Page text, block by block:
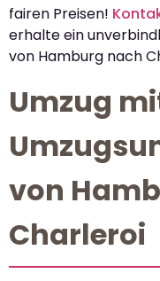
fairen Preisen!
erhalte ein
von Hamburg nach
Umzug
von
Charleroi